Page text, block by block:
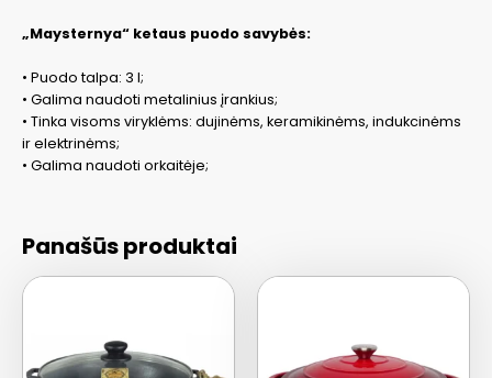
„Maysternya“ ketaus puodo savybės:
• Puodo talpa: 3 l;
• Galima naudoti metalinius įrankius;
• Tinka visoms viryklėms: dujinėms, keramikinėms, indukcinėms
ir elektrinėms;
• Galima naudoti orkaitėje;
Panašūs produktai